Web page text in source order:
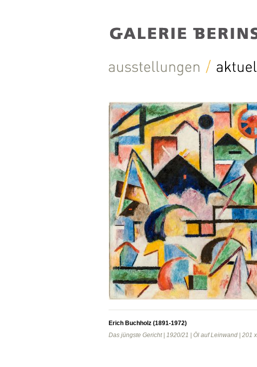
Erich Buchholz (1891-1972)
Das jüngste Gericht | 1920/21 | Öl auf Leinwand | 201